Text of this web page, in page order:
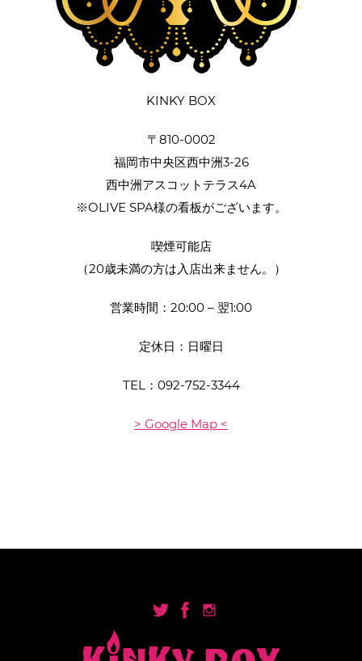
KINKY BOX
〒810-0002
福岡市中央区西中洲3-26
西中洲アスコットテラス4A
※OLIVE SPA様の看板がございます。
喫煙可能店
（20歳未満の方は入店出来ません。）
営業時間：20:00 – 翌1:00
定休日：日曜日
TEL： 092-752-3344
> Google Map <